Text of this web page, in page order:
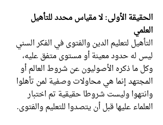
الحقيقة الأولى: لا مقياس محدد للتأهيل
العلمي
التأهيل لتعليم الدين والفتوى في الفكر السني
ليس له حدود معينة أو مستوى متفق عليه،
وكل ما ذكره الأصوليون عن شروط العالم أو
المجتهد إنما هي محاولات وصفية لمن تأهلوا
وانتهوا وليست شروطا حقيقية تم اختبار
العلماء عليها قبل أن يتصدوا للتعليم والفتوى.